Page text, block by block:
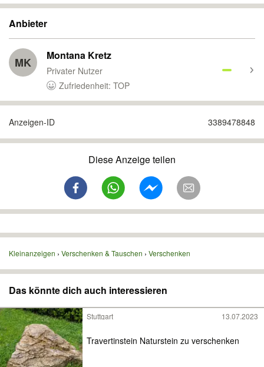
Anbieter
MK Montana Kretz
Privater Nutzer
Zufriedenheit: TOP
Anzeigen-ID 3389478848
Diese Anzeige teilen
Kleinanzeigen Verschenken & Tauschen Verschenken
Das könnte dich auch interessieren
Stuttgart 13.07.2023
Travertinstein Naturstein zu verschenken